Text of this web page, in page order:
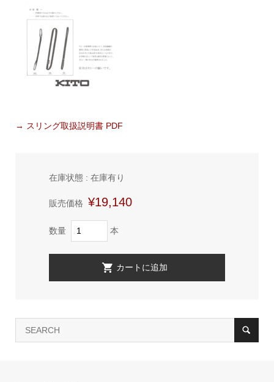
→ スリング取扱説明書 PDF
在庫状態 : 在庫有り
販売価格 ¥19,140
数量 本